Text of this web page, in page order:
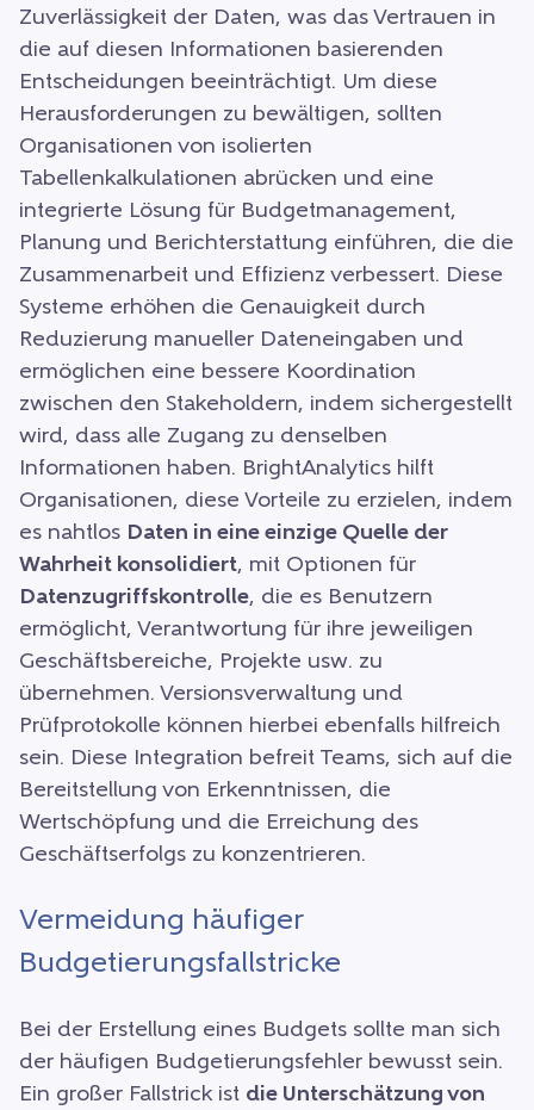
Zuverlässigkeit der Daten, was das Vertrauen in
die auf diesen Informationen basierenden
Entscheidungen beeinträchtigt. Um diese
Herausforderungen zu bewältigen, sollten
Organisationen von isolierten
Tabellenkalkulationen abrücken und eine
integrierte Lösung für Budgetmanagement,
Planung und Berichterstattung einführen, die die
Zusammenarbeit und Effizienz verbessert. Diese
Systeme erhöhen die Genauigkeit durch
Reduzierung manueller Dateneingaben und
ermöglichen eine bessere Koordination
zwischen den Stakeholdern, indem sichergestellt
wird, dass alle Zugang zu denselben
Informationen haben. BrightAnalytics hilft
Organisationen, diese Vorteile zu erzielen, indem
es nahtlos Daten in eine einzige Quelle der
Wahrheit konsolidiert, mit Optionen für
Datenzugriffskontrolle, die es Benutzern
ermöglicht, Verantwortung für ihre jeweiligen
Geschäftsbereiche, Projekte usw. zu
übernehmen. Versionsverwaltung und
Prüfprotokolle können hierbei ebenfalls hilfreich
sein. Diese Integration befreit Teams, sich auf die
Bereitstellung von Erkenntnissen, die
Wertschöpfung und die Erreichung des
Geschäftserfolgs zu konzentrieren.
Vermeidung häufiger
Budgetierungsfallstricke
Bei der Erstellung eines Budgets sollte man sich
der häufigen Budgetierungsfehler bewusst sein.
Ein großer Fallstrick ist die Unterschätzung von